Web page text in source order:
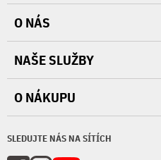
SLEDUJTE NÁS NA SÍTÍCH
O NÁS
NAŠE SLUŽBY
O NÁKUPU